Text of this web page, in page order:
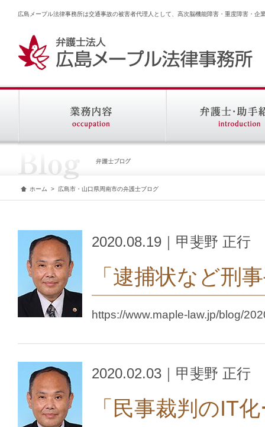
広島メープル法律事務所は交通事故の被害者代理人として、高次脳機能障害・重度障害・企
ホーム > 広島市・山口県周南市の弁護士ブログ
2020.08.19｜甲斐野 正行
「逮捕状など刑
https://www.maple-law.jp/blog/
2020.02.03｜甲斐野 正行
「民事裁判のIT